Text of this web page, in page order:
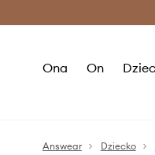
Ona On
Answear Dziecko